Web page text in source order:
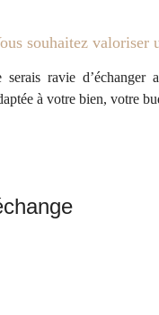
souhaitez valoriser
serais ravie
à votre bien, votre